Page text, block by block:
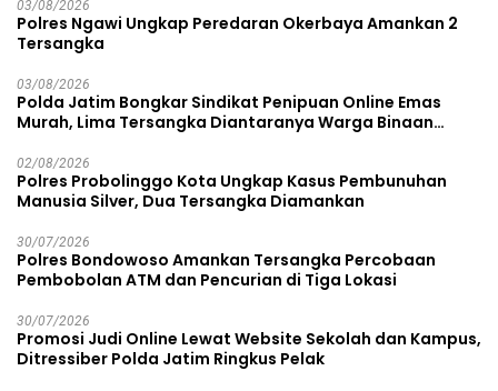
03/08/2026
Polres Ngawi Ungkap Peredaran Okerbaya Amankan 2
Tersangka
03/08/2026
Polda Jatim Bongkar Sindikat Penipuan Online Emas
Murah, Lima Tersangka Diantaranya Warga Binaan
02/08/2026
Polres Probolinggo Kota Ungkap Kasus Pembunuhan
Manusia Silver, Dua Tersangka Diamankan
30/07/2026
Polres Bondowoso Amankan Tersangka Percobaan
Pembobolan ATM dan Pencurian di Tiga Lokasi
30/07/2026
Promosi Judi Online Lewat Website Sekolah dan Kampus,
Ditressiber Polda Jatim Ringkus Pelak